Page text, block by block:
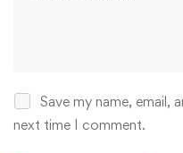
Save my name, email,
next time I comment.